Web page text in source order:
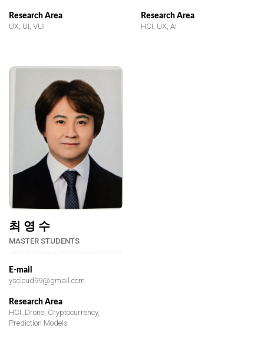
Research Area
UX, UI, VUI
Research Area
HCI, UX, AI
최 영 수
MASTER STUDENTS
E-mail
yscloud99@gmail.com
Research Area
HCI, Drone, Cryptocurrency,
Prediction Models